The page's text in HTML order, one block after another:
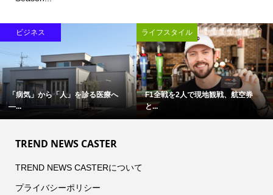
ビジネス
「病気」から「人」を診る医療へ
―...
ライフスタイル
F1全戦を2人で現地観戦、航空券
と...
TREND NEWS CASTER
TREND NEWS CASTERについて
プライバシーポリシー